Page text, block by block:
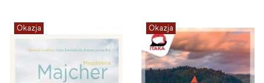
Okazja Okazja